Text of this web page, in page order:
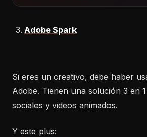
Adobe Spark
Si eres un creativo, debe haber
Adobe. Tienen una solución 3 en
sociales y videos animados.
Y este plus: